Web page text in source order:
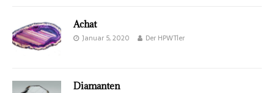
Achat
Januar 5, 2020 Der HPWTler
Diamanten